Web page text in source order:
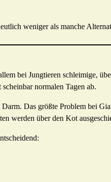
weniger als manche
bei Jungtieren schleimige,
normalen Tagen ab.
Das größte Problem bei
werden über den Kot